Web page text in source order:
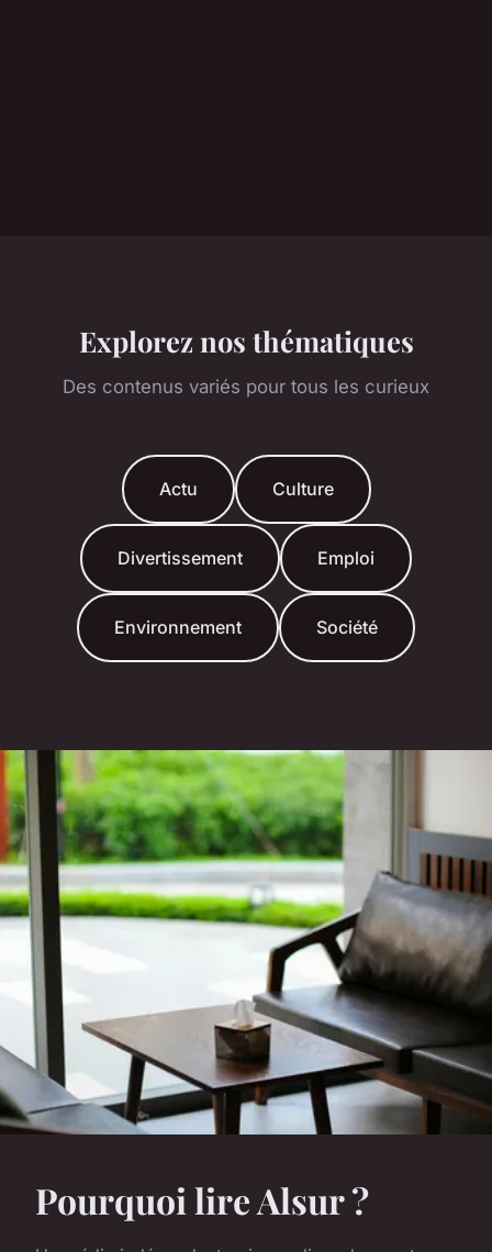
Explorez nos thématiques
Des contenus variés pour tous les curieux
Actu Culture
Divertissement Emploi
Environnement Société
Pourquoi lire Alsur ?